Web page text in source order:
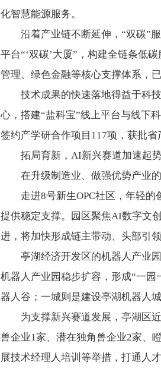
化智慧能源服务。
沿着产业链不断延伸，“双碳”服
平台“‘双碳’大厦”，构建全链条低
管理、绿色金融等核心支撑体系，
技术成果的快速落地得益于科技
心，搭建“盐科宝”线上平台与线下
签约产学研合作项目117项，获批
拓局育新，AI新兴赛道加速起
在升级制造业、做强优势产业的
走进8号新生OPC社区，年轻的
提供稳定支撑。园区聚焦AI数字文
进，将加快形成链主带动、头部引
亭湖经济开发区的机器人产业园
机器人产业园稳步扩容，形成“一
器人谷；一城则是建设亭湖机器人
为支撑新兴赛道发展，亭湖区近
兽企业1家、潜在独角兽企业2家、
展技术经理人培训等举措，打通人